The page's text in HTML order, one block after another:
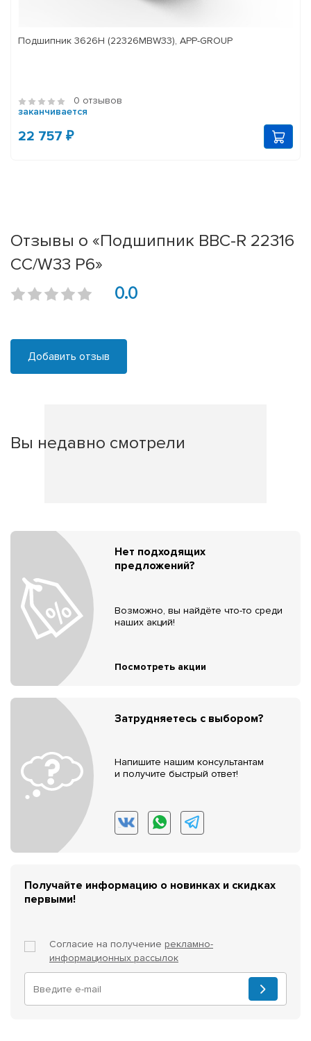
Подшипник 3626Н (22326MBW33), APP-GROUP
0 отзывов
заканчивается
22 757 ₽
Отзывы о «Подшипник BBC-R 22316
CC/W33 P6»
0.0
Добавить отзыв
Вы недавно смотрели
Нет подходящих
предложений?
Возможно, вы найдёте что-то среди
наших акций!
Посмотреть акции
Затрудняетесь с выбором?
Напишите нашим консультантам
и получите быстрый ответ!
Получайте информацию о новинках и скидках
первыми!
Согласие на получение рекламно-
информационных рассылок